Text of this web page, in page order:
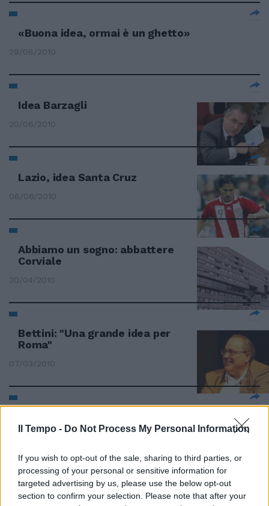
Il Tempo - Do Not Process My Personal Information
If you wish to opt-out of the sale, sharing to third parties, or
processing of your personal or sensitive information for
targeted advertising by us, please use the below opt-out
section to confirm your selection. Please note that after your
«Buona idea, ormai è un ghetto»
29/08/2010
Idea Barzagli
20/06/2010
Lazio, idea Santa Cruz
06/06/2010
Abbiamo un sogno: abbattere
Corviale
30/04/2010
Bettini: "Una grande idea per
Roma"
07/03/2010
06/12/2009
L'Amico Rino Tommasi ha avuto
mille volte ragione, domenica